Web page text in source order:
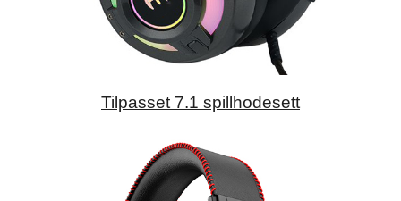
Tilpasset 7.1 spillhodesett